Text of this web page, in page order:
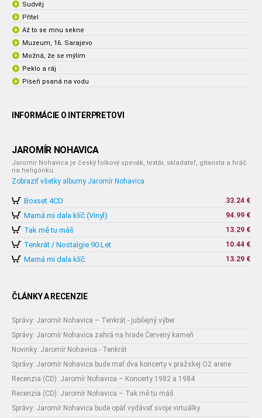
Sudvěj
Přítel
Až to se mnu sekne
Muzeum, 16. Sarajevo
Možná, že se mýlím
Peklo a ráj
Píseň psaná na vodu
INFORMÁCIE O INTERPRETOVI
JAROMÍR NOHAVICA
Jaromír Nohavica je český folkový spevák, textár, skladateľ, gitarista a hráč
na heligónku.
Zobraziť všetky albumy Jaromír Nohavica
Boxset 4CD 33.24 €
Mamá mi dala klíč (Vinyl) 94.99 €
Tak mě tu máš 13.29 €
Tenkrát / Nostalgie 90.Let 10.44 €
Mamá mi dala klíč 13.29 €
ČLÁNKY A RECENZIE
Správy: Jaromír Nohavica – Tenkrát - jubilejný výber
Správy: Jaromír Nohavica zahrá na hrade Červený kameň
Novinky: Jaromír Nohavica - Tenkrát
Správy: Jaromír Nohavica bude mať dva koncerty v pražskej O2 arene
Recenzia (CD): Jaromír Nohavica – Koncerty 1982 a 1984
Recenzia (CD): Jaromír Nohavica – Tak mě tu máš
Správy: Jaromír Nohavica bude opäť vydávať svoje virtuálky